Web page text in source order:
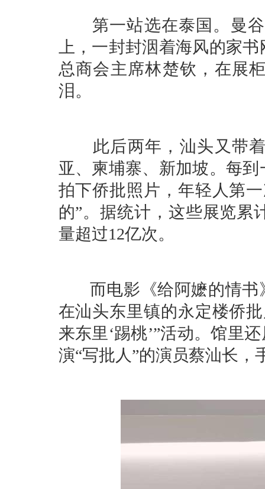
第一站选在泰国。曼谷
上，一封封洇着海风的家
总商会主席林楚钦，在展
泪。
此后两年，汕头又带着
亚、柬埔寨、新加坡。每
拍下侨批照片，年轻人第
的”。据统计，这些展览累
量超过12亿次。
而电影《给阿嬷的情书
在汕头东里镇的永定楼侨
来东里‘踢桃’”活动。馆里
演“写批人”的演员蔡汕长，